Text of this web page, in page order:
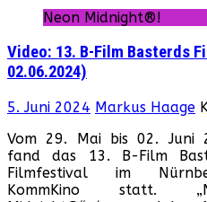
Neon Midnight®!
Video: 13. B-Film Basterds
02.06.2024)
5. Juni 2024 Markus Haage
Vom 29. Mai bis 02. Juni
fand das 13. B-Film
Filmfestival im
KommKino statt.